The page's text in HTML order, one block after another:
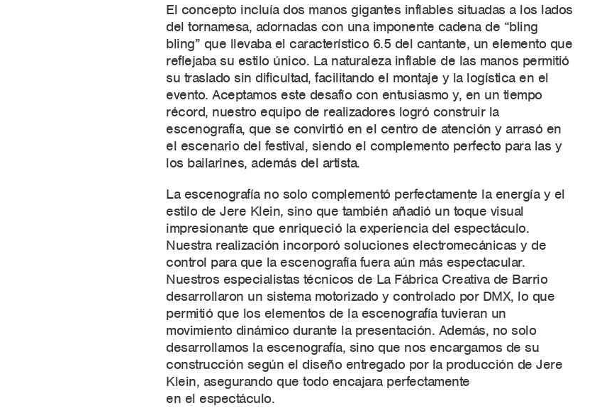
El concepto incluía dos manos gigantes inflables situadas a los lados
del tornamesa, adornadas con una imponente cadena de “bling
bling” que llevaba el característico 6.5 del cantante, un elemento que
reflejaba su estilo único. La naturaleza inflable de las manos permitió
su traslado sin dificultad, facilitando el montaje y la logística en el
evento. Aceptamos este desafío con entusiasmo y, en un tiempo
récord, nuestro equipo de realizadores logró construir la
escenografía, que se convirtió en el centro de atención y arrasó en
el escenario del festival, siendo el complemento perfecto para las y
los bailarines, además del artista.
La escenografía no solo complementó perfectamente la energía y el
estilo de Jere Klein, sino que también añadió un toque visual
impresionante que enriqueció la experiencia del espectáculo.
Nuestra realización incorporó soluciones electromecánicas y de
control para que la escenografía fuera aún más espectacular.
Nuestros especialistas técnicos de La Fábrica Creativa de Barrio
desarrollaron un sistema motorizado y controlado por DMX, lo que
permitió que los elementos de la escenografía tuvieran un
movimiento dinámico durante la presentación. Además, no solo
desarrollamos la escenografía, sino que nos encargamos de su
construcción según el diseño entregado por la producción de Jere
Klein, asegurando que todo encajara perfectamente
en el espectáculo.